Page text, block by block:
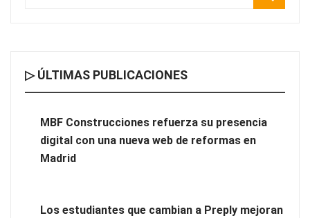
nueva web de reformas en Madrid
▷ ÚLTIMAS PUBLICACIONES
MBF Construcciones refuerza su presencia
digital con una nueva web de reformas en
Madrid
Los estudiantes que cambian a Preply mejoran